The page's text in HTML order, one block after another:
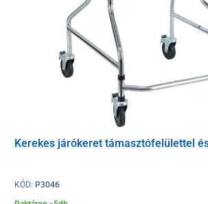
A tetején egy
Kerekes járókeret támasztófelülettel
KÓD: P3046